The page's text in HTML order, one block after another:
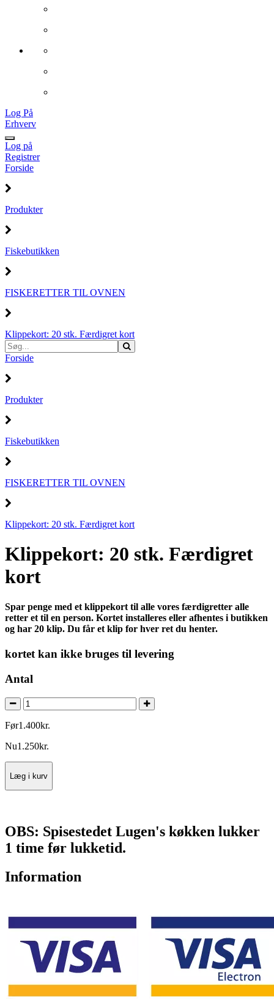
Log På
Erhverv
Log på
Registrer
Forside
Produkter
Fiskebutikken
FISKERETTER TIL OVNEN
Klippekort: 20 stk. Færdigret kort
Forside
Produkter
Fiskebutikken
FISKERETTER TIL OVNEN
Klippekort: 20 stk. Færdigret kort
Klippekort: 20 stk. Færdigret
kort
Spar penge med et klippekort til alle vores færdigretter alle
retter et til en person. Kortet installeres eller afhentes i butikken
og har 20 klip. Du får et klip for hver ret du henter.
kortet kan ikke bruges til levering
Antal
Før1.400kr.
Nu1.250kr.
Læg i kurv
OBS: Spisestedet Lugen's køkken lukker
1 time før lukketid.
Information